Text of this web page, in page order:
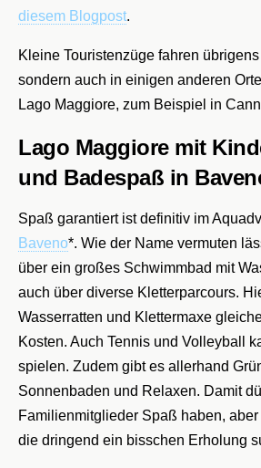
diesem Blogpost.
Kleine Touristenzüge fahren
sondern auch in einigen anderen
Lago Maggiore, zum Beispiel in
Lago Maggiore mit
und Badespaß in
Spaß garantiert ist definitiv im
Baveno*. Wie der Name vermuten
über ein großes Schwimmbad mit
auch über diverse Kletterparcours.
Wasserratten und Klettermaxe
Kosten. Auch Tennis und Volleyball
spielen. Zudem gibt es allerhand
Sonnenbaden und Relaxen. Damit
Familienmitglieder Spaß haben,
die dringend ein bisschen Erholung